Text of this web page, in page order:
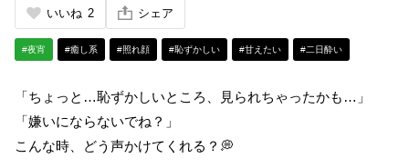
いいね 2 シェア
#夜宵 #癒し系 #照れ顔 #恥ずかしい #甘えたい #二日酔い
「ちょっと…恥ずかしいところ、見られちゃったかも…」
「嫌いにならないでね？」
こんな時、どう声かけてくれる？💭